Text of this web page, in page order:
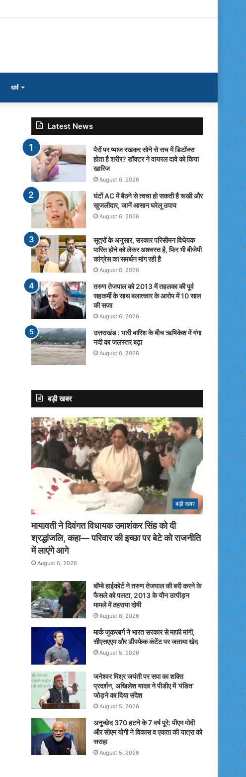
धर्म
Latest News
पैरों पर प्याज रखकर सोने से सच में डिटॉक्स
होता है शरीर? डॉक्टर ने वायरल दावे को किया
खारिज
August 6, 2026
घंटों AC में बैठने से त्वचा हो सकती है रूखी और
खुजलीदार, जानें आसान घरेलू उपाय
August 6, 2026
सूत्रों के अनुसार, सरकार परिसीमन विधेयक
पारित होने को लेकर आश्वस्त है, फिर भी बीजेपी
कांग्रेस का समर्थन मांग रही है
August 6, 2026
तरुण तेजपाल को 2013 में तहलका की पूर्व
सहकर्मी के साथ बलात्कार के आरोप में 10 साल
की सजा
August 6, 2026
उत्तराखंड : भारी बारिश के बीच ऋषिकेश में गंगा
नदी का जलस्तर बढ़ा
August 6, 2026
बड़ी खबर
बड़ी खबर
मायावती ने दिवंगत विधायक उमाशंकर सिंह को दी
श्रद्धांजलि, कहा— परिवार की इच्छा पर बेटे को राजनीति
में लाएंगे आगे
August 6, 2026
बॉम्बे हाईकोर्ट ने तरुण तेजपाल की बरी करने के
फैसले को पलटा, 2013 के यौन उत्पीड़न
मामले में ठहराया दोषी
August 6, 2026
मार्क जुकरबर्ग ने भारत सरकार से माफी मांगी,
सीएसएएम और डीपफेक कंटेंट पर जताया खेद
August 5, 2026
जनेश्वर मिश्र जयंती पर सपा का शक्ति
प्रदर्शन, अखिलेश यादव ने पीडीए में ‘पंडित’
जोड़ने का दिया संदेश
August 5, 2026
अनुच्छेद 370 हटने के 7 वर्ष पूरे: पीएम मोदी
और सीएम योगी ने विकास व एकता की यात्रा को
सराहा
August 5, 2026